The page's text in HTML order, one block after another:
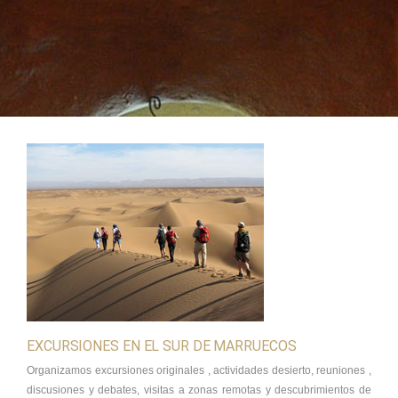
EXCURSIONES EN EL SUR DE MARRUECOS
Organizamos excursiones originales , actividades desierto, reuniones ,
discusiones y debates, visitas a zonas remotas y descubrimientos de